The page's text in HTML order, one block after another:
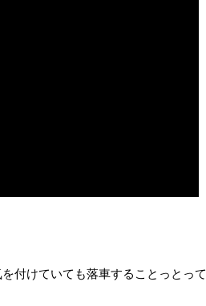
付けていても落車することっとって